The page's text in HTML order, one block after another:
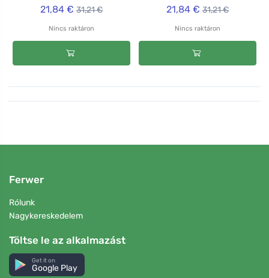
21,84 € 31,21 €
Nincs raktáron
21,84 € 31,21 €
Nincs raktáron
Ferwer
Rólunk
Nagykereskedelem
Töltse le az alkalmazást
Get it on
Google Play